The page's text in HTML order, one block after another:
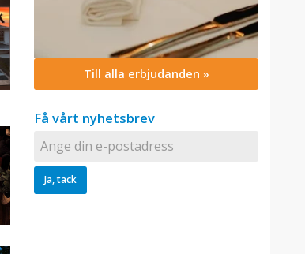
Till alla erbjudanden »
Få vårt nyhetsbrev